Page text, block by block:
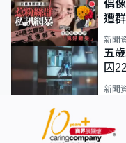
偶
遭
新聞
五
囚
新聞